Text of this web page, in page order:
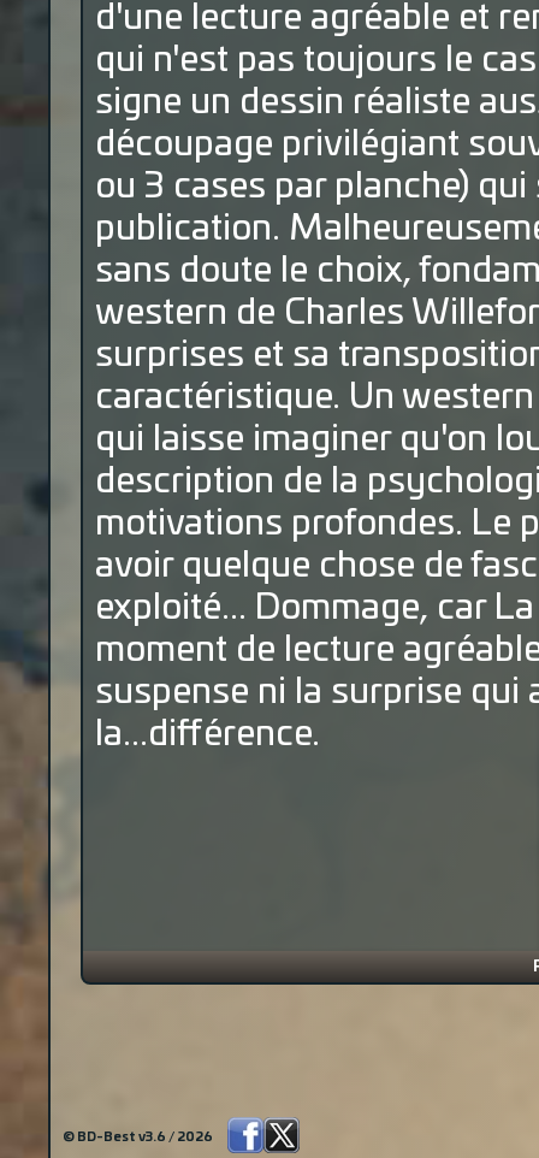
d'une lecture agréable et
qui n'est pas toujours le
signe un dessin réaliste
découpage privilégiant
ou 3 cases par planche)
publication.
sans doute le choix,
western de Charles
surprises et sa
caractéristique. Un
qui laisse imaginer qu'on
description de la
motivations profondes. Le
avoir quelque chose de
exploité... Dommage, car
moment de lecture
suspense ni la surprise qui
la...différence.
© BD-Best v3.6 / 2026